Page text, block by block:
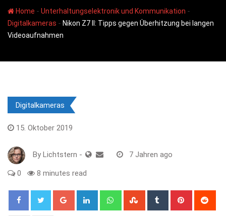
Home - Unterhaltungselektronik und Kommunikation -
Digitalkameras - Nikon Z7 II: Tipps gegen Überhitzung bei langen
Videoaufnahmen
Digitalkameras
15. Oktober 2019
By Lichtstern - 7 Jahren ago
0 8 minutes read
Google+ LinkedIn WhatsappStumbleUpon
Tumblr Pinterest